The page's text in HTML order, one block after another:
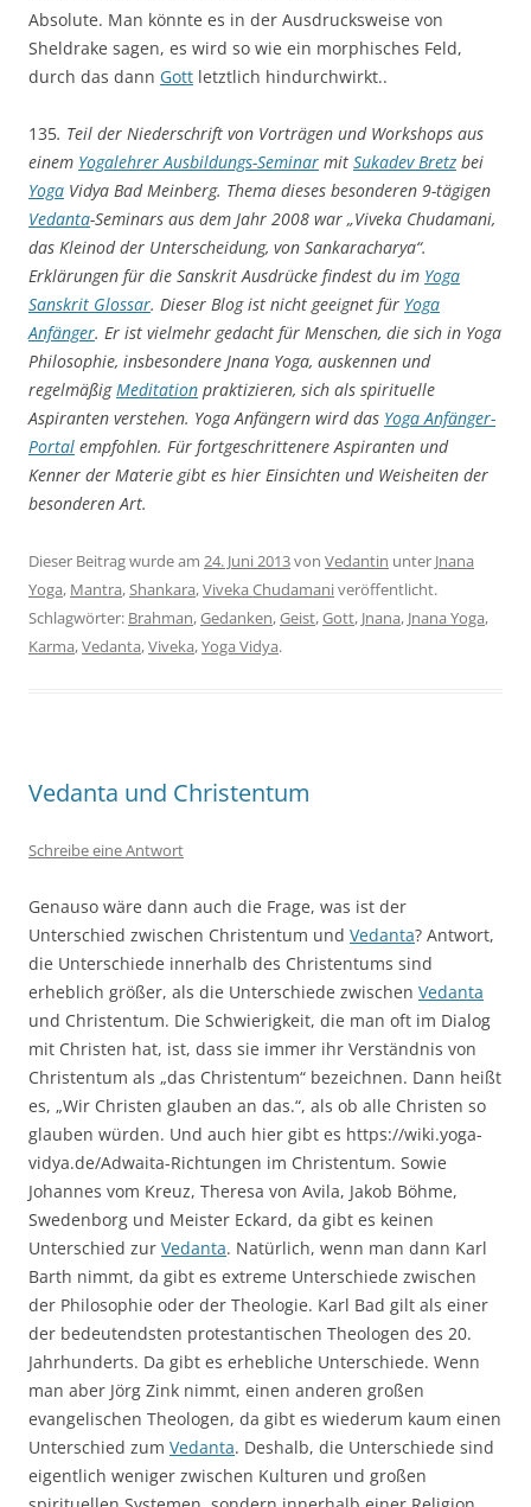
Absolute. Man könnte es in der Ausdrucksweise von
Sheldrake sagen, es wird so wie ein morphisches Feld,
durch das dann Gott letztlich hindurchwirkt..
135. Teil der Niederschrift von Vorträgen und Workshops aus
einem Yogalehrer Ausbildungs-Seminar mit Sukadev Bretz bei
Yoga Vidya Bad Meinberg. Thema dieses besonderen 9-tägigen
Vedanta-Seminars aus dem Jahr 2008 war „Viveka Chudamani,
das Kleinod der Unterscheidung, von Sankaracharya“.
Erklärungen für die Sanskrit Ausdrücke findest du im Yoga
Sanskrit Glossar. Dieser Blog ist nicht geeignet für Yoga
Anfänger. Er ist vielmehr gedacht für Menschen, die sich in Yoga
Philosophie, insbesondere Jnana Yoga, auskennen und
regelmäßigMeditation praktizieren, sich als spirituelle
Aspiranten verstehen. Yoga Anfängern wird das YogaAnfänger-
Portal empfohlen. Für fortgeschrittenere Aspiranten und
Kenner der Materie gibt es hier Einsichten und Weisheiten der
besonderen Art.
Dieser Beitrag wurde am 24. Juni 2013von Vedantin unter Jnana
Yoga, Mantra,Shankara,Viveka Chudamaniveröffentlicht.
Schlagwörter: Brahman,Gedanken,Geist,Gott, Jnana, Jnana Yoga,
Karma,Vedanta,Viveka,Yoga Vidya.
Vedanta und Christentum
Schreibe eine Antwort
Genauso wäre dann auch die Frage, was ist der
Unterschied zwischen Christentum und Vedanta? Antwort,
die Unterschiede innerhalb des Christentums sind
erheblich größer, als die Unterschiede zwischen Vedanta
und Christentum. Die Schwierigkeit, die man oft im Dialog
mit Christen hat, ist, dass sie immer ihr Verständnis von
Christentum als „das Christentum“ bezeichnen. Dann heißt
es, „Wir Christen glauben an das.“, als ob alle Christen so
glauben würden. Und auch hier gibt es https://wiki.yoga-
vidya.de/Adwaita-Richtungen im Christentum. Sowie
Johannes vom Kreuz, Theresa von Avila, Jakob Böhme,
Swedenborg und Meister Eckard, da gibt es keinen
Unterschied zur Vedanta. Natürlich, wenn man dann Karl
Barth nimmt, da gibt es extreme Unterschiede zwischen
der Philosophie oder der Theologie. Karl Bad gilt als einer
der bedeutendsten protestantischen Theologen des 20.
Jahrhunderts. Da gibt es erhebliche Unterschiede. Wenn
man aber Jörg Zink nimmt, einen anderen großen
evangelischen Theologen, da gibt es wiederum kaum einen
Unterschied zum Vedanta. Deshalb, die Unterschiede sind
eigentlich weniger zwischen Kulturen und großen